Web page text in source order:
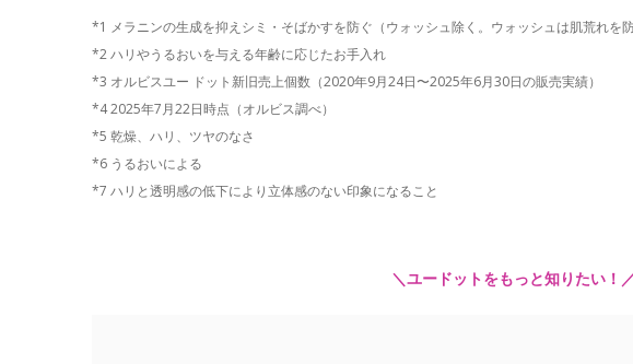
*1 メラニンの生成を抑えシミ・そばかすを防ぐ（ウォッシュ除く。ウォッシュは肌荒れを防
*2 ハリやうるおいを与える年齢に応じたお手入れ
*3 オルビスユー ドット新旧売上個数（2020年9月24日〜2025年6月30日の販売実績）
*4 2025年7月22日時点（オルビス調べ）
*5 乾燥、ハリ、ツヤのなさ
*6 うるおいによる
*7 ハリと透明感の低下により立体感のない印象になること
＼ユードットをもっと知りたい！